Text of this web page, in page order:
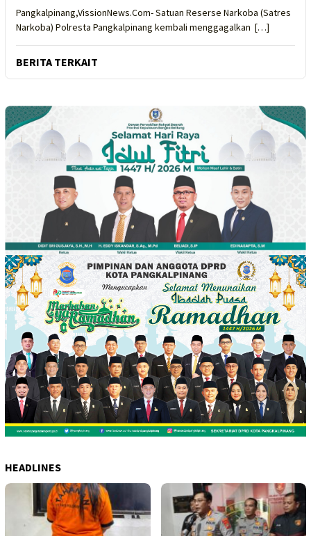
Pangkalpinang,VissionNews.Com- Satuan Reserse Narkoba (Satres
Narkoba) Polresta Pangkalpinang kembali menggagalkan […]
BERITA TERKAIT
HEADLINES